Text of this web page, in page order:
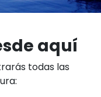
aquí
todas las